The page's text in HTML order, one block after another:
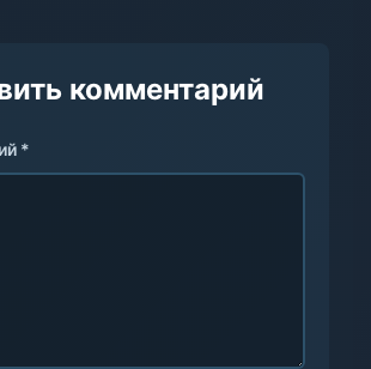
комментарий
*